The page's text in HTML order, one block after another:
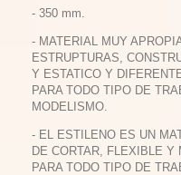
- 350 mm.
- MATERIAL MUY
ESTRUPTURAS,
Y ESTATICO Y
PARA TODO TIPO DE
MODELISMO.
- EL ESTILENO ES UN
DE CORTAR, FLEXIBLE Y
PARA TODO TIPO DE